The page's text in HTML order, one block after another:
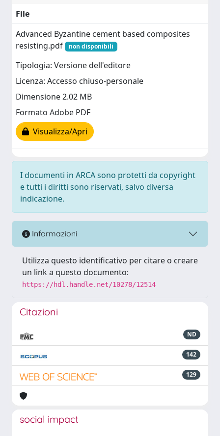
File
Advanced Byzantine cement based composites
resisting.pdf
non disponibili
Tipologia: Versione dell'editore
Licenza: Accesso chiuso-personale
Dimensione 2.02 MB
Formato Adobe PDF
Visualizza/Apri
I documenti in ARCA sono protetti da copyright
e tutti i diritti sono riservati, salvo diversa
indicazione.
Informazioni
Utilizza questo identificativo per citare o creare
un link a questo documento:
https://hdl.handle.net/10278/12514
Citazioni
ND
142
129
social impact